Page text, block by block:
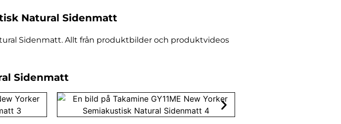
Natural Sidenmatt
Sidenmatt. Allt från produktbilder och produktvideos
Sidenmatt